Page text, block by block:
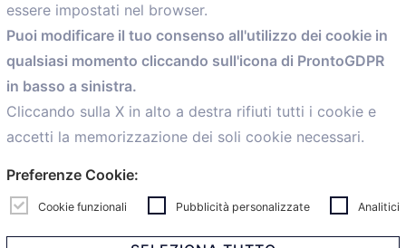
Home
Servizi
Convenzioni
Voce delle Nostre aziende
Informazioni Ex L. 124/2017
News
personalCaf
essere impostati nel browser.
Puoi modificare il tuo consenso all'utilizzo dei cookie in
qualsiasi momento cliccando sull'icona di ProntoGDPR
in basso a sinistra.
Cliccando sulla X in alto a destra rifiuti tutti i cookie e
accetti la memorizzazione dei soli cookie necessari.
Preferenze Cookie:
Cookie funzionali Pubblicità personalizzate Analitici